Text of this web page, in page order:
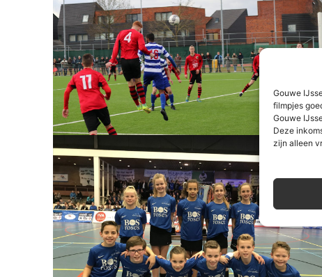
Gouwe
filmpjes
Gouwe
Deze
zijn alleen